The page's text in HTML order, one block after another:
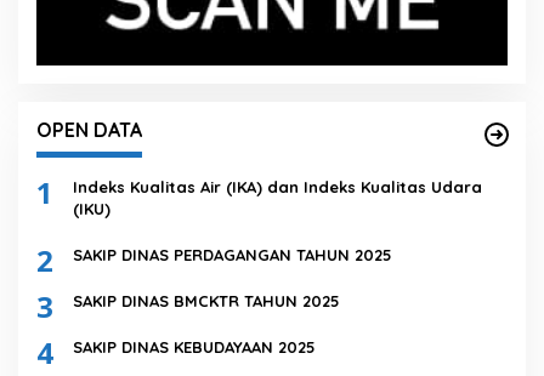
OPEN DATA
1
Indeks Kualitas Air (IKA) dan Indeks Kualitas Udara
(IKU)
2 SAKIP DINAS PERDAGANGAN TAHUN 2025
3 SAKIP DINAS BMCKTR TAHUN 2025
4 SAKIP DINAS KEBUDAYAAN 2025